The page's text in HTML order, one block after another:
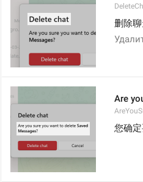
删除
Are
您确